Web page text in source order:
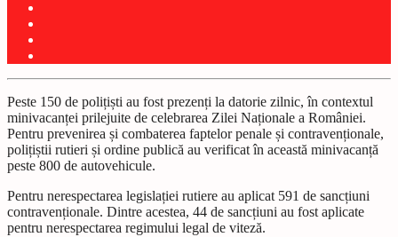
Peste 150 de polițiști au fost prezenți la datorie zilnic, în contextul
minivacanței prilejuite de celebrarea Zilei Naționale a României.
Pentru prevenirea și combaterea faptelor penale și contravenționale,
polițiștii rutieri și ordine publică au verificat în această minivacanță
peste 800 de autovehicule.
Pentru nerespectarea legislației rutiere au aplicat 591 de sancțiuni
contravenționale. Dintre acestea, 44 de sancțiuni au fost aplicate
pentru nerespectarea regimului legal de viteză.